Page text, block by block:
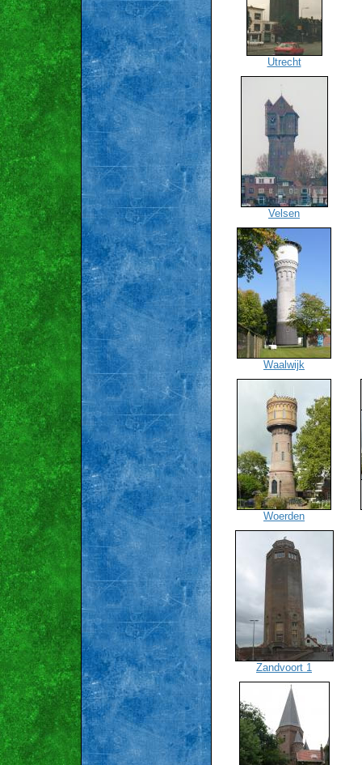
Utrecht
Velsen
Waalwijk
Woerden
Zandvoort 1